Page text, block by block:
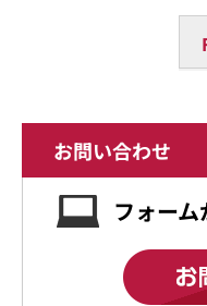
お問い合わせ
フォー